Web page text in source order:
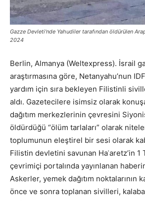
Gazze Devleti'nde Yahudiler tarafından öldürülen
2024
Berlin, Almanya (Weltexpress). İsrail
araştırmasına göre, Netanyahu’nun
yardım için sıra bekleyen Filistinli
aldı. Gazetecilere isimsiz olarak
dağıtım merkezlerinin çevresini
öldürdüğü “ölüm tarlaları” olarak
toplumunun eleştirel bir sesi olarak
Filistin devletini savunan Haʾaretz’in 1
çevrimiçi portalında yayınlanan
Askerler, yemek dağıtım noktalarının
önce ve sonra toplanan sivilleri,